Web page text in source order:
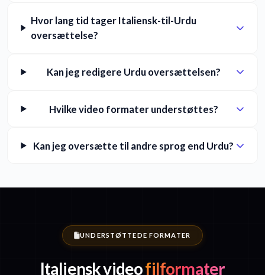
Hvor lang tid tager Italiensk-til-Urdu
oversættelse?
Kan jeg redigere Urdu oversættelsen?
Hvilke video formater understøttes?
Kan jeg oversætte til andre sprog end Urdu?
UNDERSTØTTEDE FORMATER
Italiensk videofilformater